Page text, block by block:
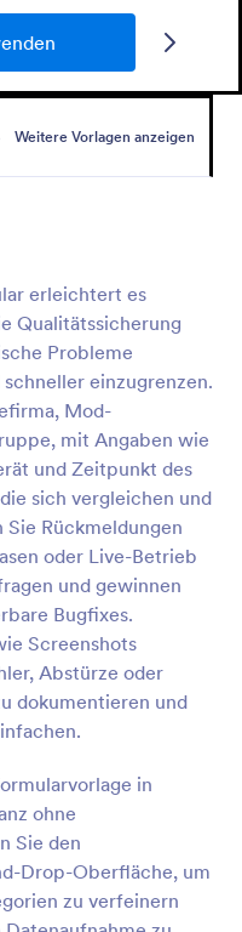
Weitere Vorlagen anzeigen
erleichtert es
Qualitätssicherung
Probleme
einzugrenzen.
Mod-
mit Angaben wie
und Zeitpunkt des
sich vergleichen und
Sie Rückmeldungen
oder Live-Betrieb
und gewinnen
Bugfixes.
Screenshots
Abstürze oder
dokumentieren und
in
ohne
Sie den
Drop-Oberfläche, um
zu verfeinern
Moderatoren für die